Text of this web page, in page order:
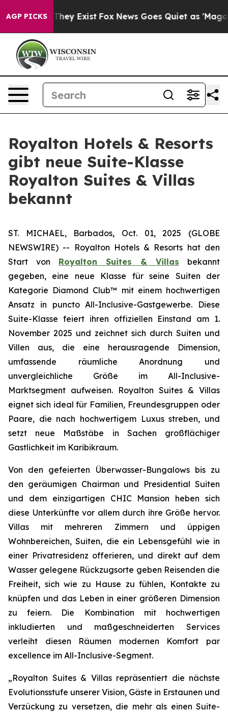
AGP PICKSThey Exist Fox News Goes Quiet as 'Maga
Royalton Hotels & Resorts
gibt neue Suite-Klasse
Royalton Suites & Villas
bekannt
ST. MICHAEL, Barbados, Oct. 01, 2025 (GLOBE
NEWSWIRE) -- Royalton Hotels & Resorts hat den
Start von Royalton Suites & Villas bekannt
gegeben, eine neue Klasse für seine Suiten der
Kategorie Diamond Club™ mit einem hochwertigen
Ansatz in puncto All-Inclusive-Gastgewerbe. Diese
Suite-Klasse feiert ihren offiziellen Einstand am 1.
November 2025 und zeichnet sich durch Suiten und
Villen aus, die eine herausragende Dimension,
umfassende räumliche Anordnung und
unvergleichliche Größe im All-Inclusive-
Marktsegment aufweisen. Royalton Suites & Villas
eignet sich ideal für Familien, Freundesgruppen oder
Paare, die nach hochwertigem Luxus streben, und
setzt neue Maßstäbe in Sachen großflächiger
Gastlichkeit im Karibikraum.
Von den gefeierten Überwasser-Bungalows bis zu
den geräumigen Chairman und Presidential Suiten
und dem einzigartigen CHIC Mansion heben sich
diese Unterkünfte vor allem durch ihre Größe hervor.
Villas mit mehreren Zimmern und üppigen
Wohnbereichen, Suiten, die ein Lebensgefühl wie in
einer Privatresidenz offerieren, und direkt auf dem
Wasser gelegene Rückzugsorte geben Reisenden die
Freiheit, sich wie zu Hause zu fühlen, Kontakte zu
knüpfen und das Leben in einer größeren Dimension
zu feiern. Die Kombination mit hochwertigen
inkludierten und maßgeschneiderten Services
verleiht diesen Räumen modernen Komfort par
excellence im All-Inclusive-Segment.
„Royalton Suites & Villas repräsentiert die nächste
Evolutionsstufe unserer Vision, Gäste in Erstaunen und
Verzückung zu versetzen, die mehr als einen Suite-